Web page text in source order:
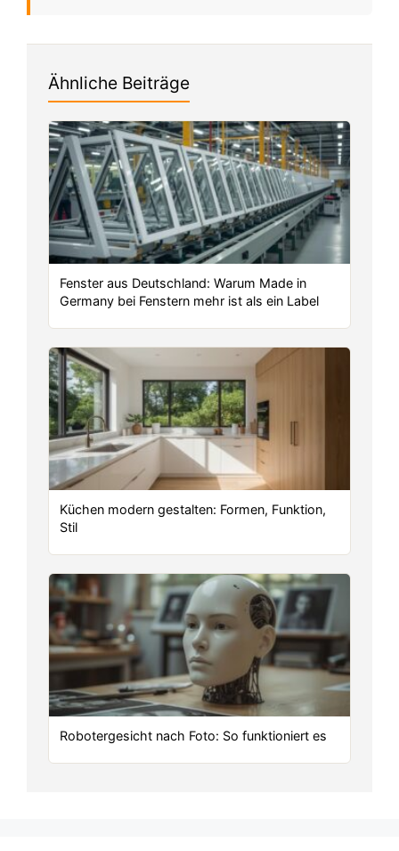
Ähnliche Beiträge
Fenster aus Deutschland: Warum Made in
Germany bei Fenstern mehr ist als ein Label
Küchen modern gestalten: Formen, Funktion,
Stil
Robotergesicht nach Foto: So funktioniert es